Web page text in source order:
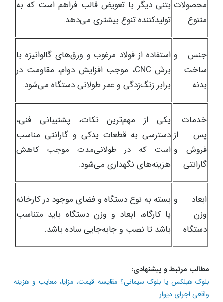
محصولات
متنوع
بتنی دیگر با تعویض قالب فراهم است که به
تولیدکننده تنوع بیشتری می‌دهد.
جنس و
ساخت
بدنه
استفاده از فولاد مرغوب و ورق‌های گالوانیزه با
برش CNC، موجب افزایش دوام، مقاومت در
برابر زنگ‌زدگی و عمر طولانی دستگاه می‌شود.
خدمات
پس از
فروش و
گارانتی
یکی از مهم‌ترین نکات، پشتیبانی فنی،
دسترسی به قطعات یدکی و گارانتی مناسب
است که در طولانی‌مدت موجب کاهش
هزینه‌های نگهداری می‌شود.
ابعاد و
وزن
دستگاه
بسته به نوع دستگاه و فضای موجود در کارخانه
یا کارگاه، ابعاد و وزن دستگاه باید متناسب
باشد تا نصب و جابه‌جایی ساده باشد.
مطالب مرتبط و پیشنهادی:
بلوک هبلکس یا بلوک سیمانی؟ مقایسه قیمت، مزایا، معایب و هزینه
واقعی اجرای دیوار